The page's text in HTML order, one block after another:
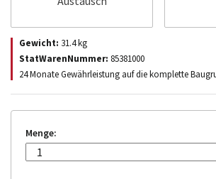
Gewicht: 31.4kg
StatWarenNummer: 85381000
24 Monate Gewährleistung auf die komplette
Menge: